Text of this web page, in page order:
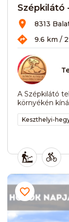
Szépkilátó
8313
9.6 km /
A Szépkilátó
környékén
Keszthelyi-